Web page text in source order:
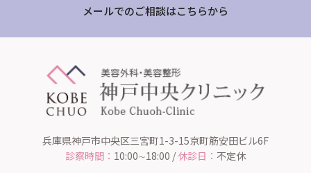
メールでのご相談はこちらから
兵庫県神戸市中央区三宮町1-3-15京町筋安田ビル6F
診察時間： 10:00∼18:00 / 休診日： 不定休